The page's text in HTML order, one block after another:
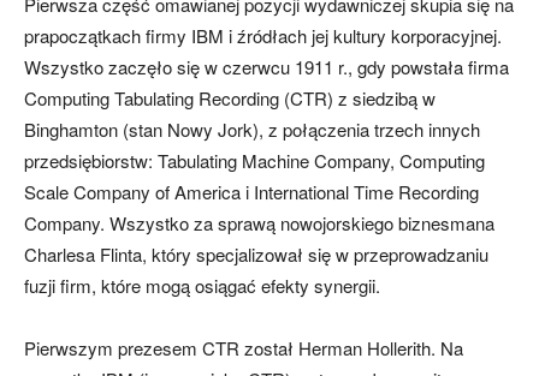
prapoczątkach firmy IBM i źródłach jej kultury korporacyjnej.
Wszystko zaczęło się w czerwcu 1911 r., gdy powstała firma
Computing Tabulating Recording (CTR) z siedzibą w
Binghamton (stan Nowy Jork), z połączenia trzech innych
przedsiębiorstw: Tabulating Machine Company, Computing
Scale Company of America i International Time Recording
Company. Wszystko za sprawą nowojorskiego biznesmana
Charlesa Flinta, który specjalizował się w przeprowadzaniu
fuzji firm, które mogą osiągać efekty synergii.
Pierwszym prezesem CTR został Herman Hollerith. Na